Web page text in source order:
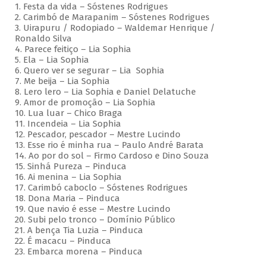
1. Festa da vida – Sóstenes Rodrigues
2. Carimbó de Marapanim – Sóstenes Rodrigues
3. Uirapuru / Rodopiado – Waldemar Henrique /
Ronaldo Silva
4. Parece feitiço – Lia Sophia
5. Ela – Lia Sophia
6. Quero ver se segurar – Lia Sophia
7. Me beija – Lia Sophia
8. Lero lero – Lia Sophia e Daniel Delatuche
9. Amor de promoção – Lia Sophia
10. Lua luar – Chico Braga
11. Incendeia – Lia Sophia
12. Pescador, pescador – Mestre Lucindo
13. Esse rio é minha rua – Paulo André Barata
14. Ao por do sol – Firmo Cardoso e Dino Souza
15. Sinhá Pureza – Pinduca
16. Ai menina – Lia Sophia
17. Carimbó caboclo – Sóstenes Rodrigues
18. Dona Maria – Pinduca
19. Que navio é esse – Mestre Lucindo
20. Subi pelo tronco – Domínio Público
21. A bença Tia Luzia – Pinduca
22. É macacu – Pinduca
23. Embarca morena – Pinduca